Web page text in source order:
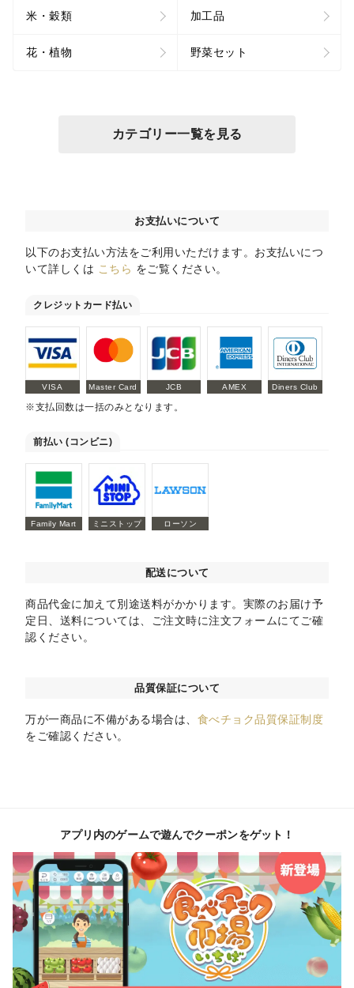
米・穀類 加工品
花・植物 野菜セット
カテゴリー一覧を見る
お支払いについて
以下のお支払い方法をご利用いただけます。お支払いにつ
いて詳しくは こちら をご覧ください。
クレジットカード払い
VISA Master Card JCB AMEX Diners Club
※支払回数は一括のみとなります。
前払い (コンビニ)
Family Mart ミニストップ ローソン
配送について
商品代金に加えて別途送料がかかります。実際のお届け予
定日、送料については、ご注文時に注文フォームにてご確
認ください。
品質保証について
万が一商品に不備がある場合は、 食べチョク品質保証制度
をご確認ください。
アプリ内のゲームで遊んでクーポンをゲット！